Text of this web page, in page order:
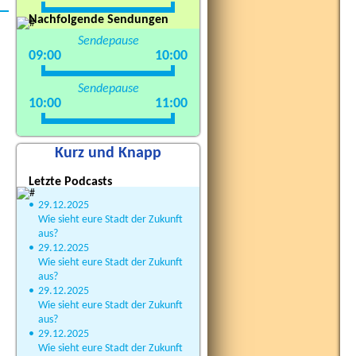
Nachfolgende Sendungen
Sendepause
09:00 10:00
Sendepause
10:00 11:00
Kurz und Knapp
Letzte Podcasts
• 29.12.2025
Wie sieht eure Stadt der Zukunft
aus?
• 29.12.2025
Wie sieht eure Stadt der Zukunft
aus?
• 29.12.2025
Wie sieht eure Stadt der Zukunft
aus?
• 29.12.2025
Wie sieht eure Stadt der Zukunft